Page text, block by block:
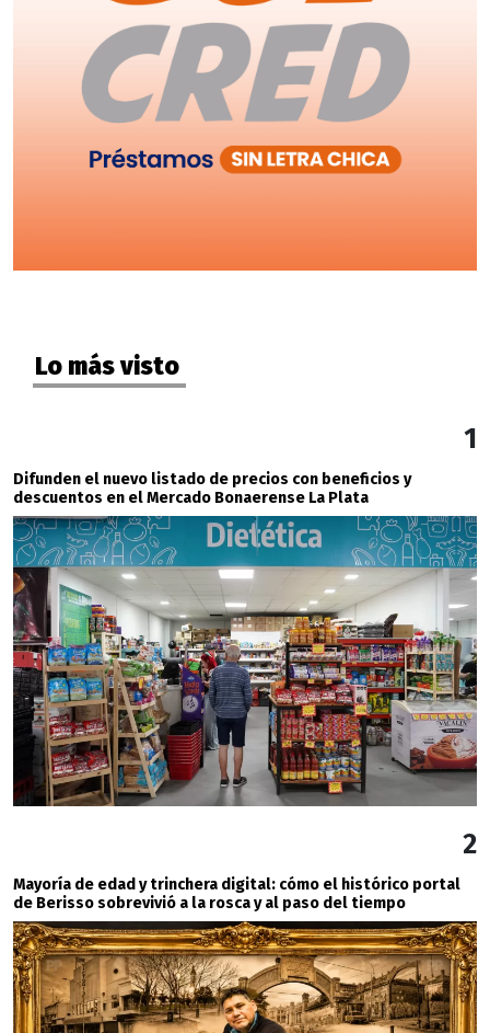
Lo más visto
1
Difunden el nuevo listado de precios con beneficios y
descuentos en el Mercado Bonaerense La Plata
2
Mayoría de edad y trinchera digital: cómo el histórico portal
de Berisso sobrevivió a la rosca y al paso del tiempo